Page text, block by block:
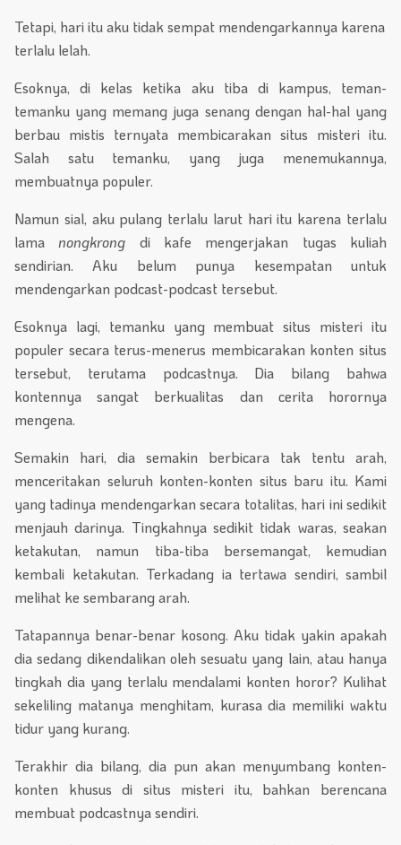
Tetapi, hari itu aku tidak sempat mendengarkannya karena
terlalu lelah.
Esoknya, di kelas ketika aku tiba di kampus, teman-
temanku yang memang juga senang dengan hal-hal yang
berbau mistis ternyata membicarakan situs misteri itu.
Salah satu temanku, yang juga menemukannya,
membuatnya populer.
Namun sial, aku pulang terlalu larut hari itu karena terlalu
lama nongkrong di kafe mengerjakan tugas kuliah
sendirian. Aku belum punya kesempatan untuk
mendengarkan podcast-podcast tersebut.
Esoknya lagi, temanku yang membuat situs misteri itu
populer secara terus-menerus membicarakan konten situs
tersebut, terutama podcastnya. Dia bilang bahwa
kontennya sangat berkualitas dan cerita horornya
mengena.
Semakin hari, dia semakin berbicara tak tentu arah,
menceritakan seluruh konten-konten situs baru itu. Kami
yang tadinya mendengarkan secara totalitas, hari ini sedikit
menjauh darinya. Tingkahnya sedikit tidak waras, seakan
ketakutan, namun tiba-tiba bersemangat, kemudian
kembali ketakutan. Terkadang ia tertawa sendiri, sambil
melihat ke sembarang arah.
Tatapannya benar-benar kosong. Aku tidak yakin apakah
dia sedang dikendalikan oleh sesuatu yang lain, atau hanya
tingkah dia yang terlalu mendalami konten horor? Kulihat
sekeliling matanya menghitam, kurasa dia memiliki waktu
tidur yang kurang.
Terakhir dia bilang, dia pun akan menyumbang konten-
konten khusus di situs misteri itu, bahkan berencana
membuat podcastnya sendiri.